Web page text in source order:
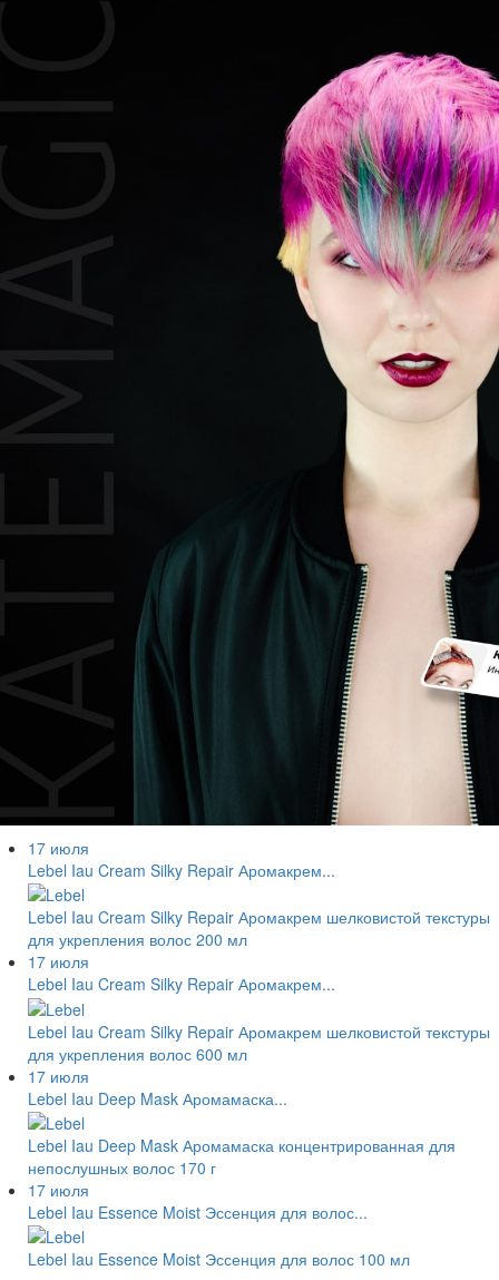
17 июля
Lebel Iau Cream Silky Repair Аромакрем...
Lebel Iau Cream Silky Repair Аромакрем шелковистой текстуры
для укрепления волос 200 мл
17 июля
Lebel Iau Cream Silky Repair Аромакрем...
Lebel Iau Cream Silky Repair Аромакрем шелковистой текстуры
для укрепления волос 600 мл
17 июля
Lebel Iau Deep Mask Аромамаска...
Lebel Iau Deep Mask Аромамаска концентрированная для
непослушных волос 170 г
17 июля
Lebel Iau Essence Moist Эссенция для волос...
Lebel Iau Essence Moist Эссенция для волос 100 мл